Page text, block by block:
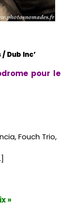
Dub Inc’
pour le
Fouch Trio,
»